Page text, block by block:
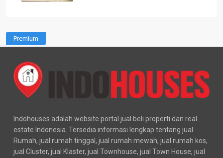
Premium
Indohouses adalah website portal jual beli properti dan real
estate Indonesia. Tersedia informasi lengkap tentang jual
Rumah, jual rumah tinggal, jual rumah mewah, jual rumah kos,
jual Cluster, jual Klaster, jual Townhouse, jual Town House, jual